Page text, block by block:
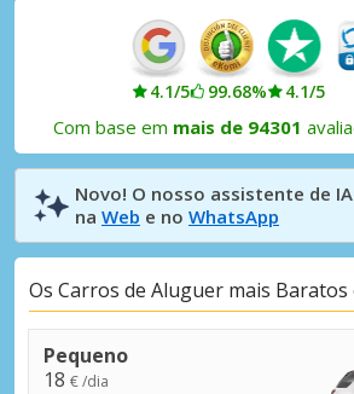
4.1/5 99.68% 4.1/5
Com base em mais de 94301
Novo! O nosso assistente de
na Web e no WhatsApp
Os Carros de Aluguer mais
Pequeno
18 € /dia